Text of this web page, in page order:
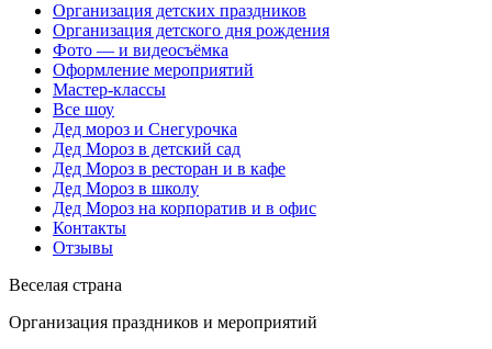
Организация детских праздников
Организация детского дня рождения
Фото — и видеосъёмка
Оформление мероприятий
Мастер-классы
Все шоу
Дед мороз и Снегурочка
Дед Мороз в детский сад
Дед Мороз в ресторан и в кафе
Дед Мороз в школу
Дед Мороз на корпоратив и в офис
Контакты
Отзывы
Веселая страна
Организация праздников и мероприятий